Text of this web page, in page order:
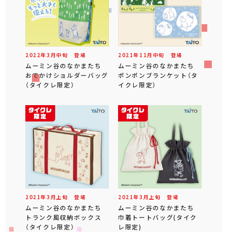
2022年3 月中旬 登場
ムーミン谷のなかまたち
おでかけショルダーバッグ
（タイクレ限定）
2021年 11 月 中旬 登場
ムーミン谷のなかまたち
ポンポンブランケット（タ
イクレ限定）
2021年3 月 上旬 登場
ムーミン谷のなかまたち
トランク風収納ボックス
（タイクレ限定）
2021年3 月 上旬 登場
ムーミン谷のなかまたち
巾着トートバッグ(タイク
レ限定)